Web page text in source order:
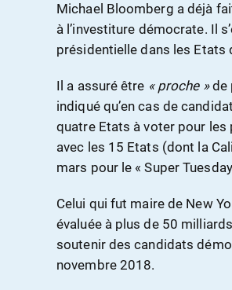
Michael Bloomberg a déjà
à l’investiture démocrate. Il
présidentielle dans les Etats
Il a assuré être « proche »de
indiqué qu’en cas de
quatre Etats à voter pour
avec les 15 Etats (dont la
mars pour le « Super
Celui qui fut maire de New
évaluée à plus de 50
soutenir des candidats
novembre 2018.